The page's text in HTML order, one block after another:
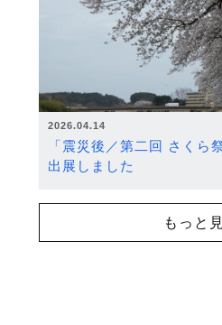
2026.04.14
「震災後／第二回 さくら
出展しました
もっと